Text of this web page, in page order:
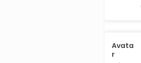
Avata
r